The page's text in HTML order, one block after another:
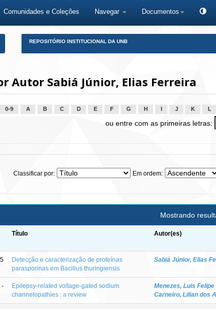
Comunidades e Coleções Navegar Documentos
REPOSITÓRIO INSTITUCIONAL DA UNB
Autor Sabiá Júnior, Elias Ferreira
0-9 A B C D E F G H J K L
ou entre com as primeiras letras:
Classificar por: Em ordem:
Mostrando
Título Autor(es)
Detecção e caracterização de proteínas
parasporinas em Bacillus thuringiensis
Sabiá Júnior, Elias
-
Epilepsy-related voltage-gated sodium
channelopathies : a review
Menezes, Luis Felipe
Carneiro, Lilian dos